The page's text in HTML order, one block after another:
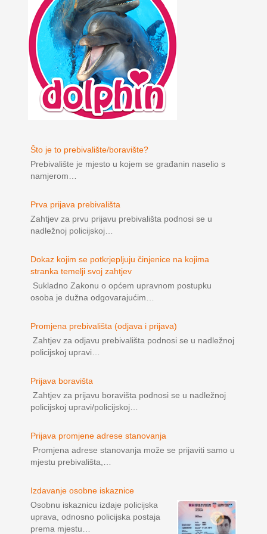
Što je to prebivalište/boravište?
Prebivalište je mjesto u kojem se građanin naselio s
namjerom…
Prva prijava prebivališta
Zahtjev za prvu prijavu prebivališta podnosi se u
nadležnoj policijskoj…
Dokaz kojim se potkrjepljuju činjenice na kojima
stranka temelji svoj zahtjev
Sukladno Zakonu o općem upravnom postupku
osoba je dužna odgovarajućim…
Promjena prebivališta (odjava i prijava)
Zahtjev za odjavu prebivališta podnosi se u nadležnoj
policijskoj upravi…
Prijava boravišta
Zahtjev za prijavu boravišta podnosi se u nadležnoj
policijskoj upravi/policijskoj…
Prijava promjene adrese stanovanja
Promjena adrese stanovanja može se prijaviti samo u
mjestu prebivališta,…
Izdavanje osobne iskaznice
Osobnu iskaznicu izdaje policijska
uprava, odnosno policijska postaja
prema mjestu…